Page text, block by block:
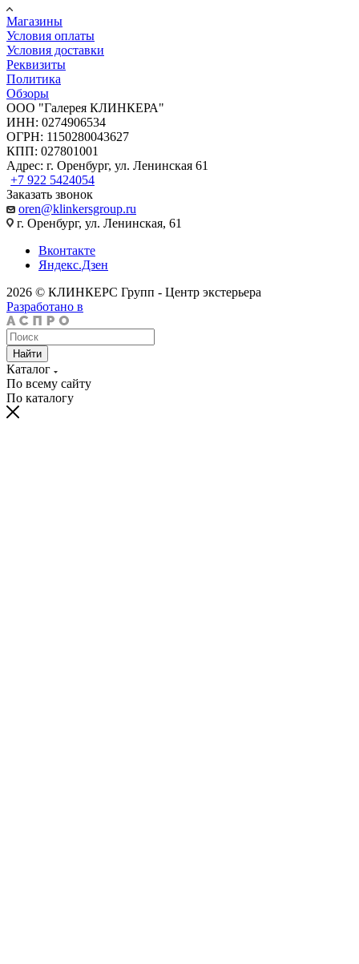
Магазины
Условия оплаты
Условия доставки
Реквизиты
Политика
Обзоры
ООО "Галерея КЛИНКЕРА"
ИНН: 0274906534
ОГРН: 1150280043627
КПП: 027801001
Адрес: г. Оренбург, ул. Ленинская 61
+7 922 5424054
Заказать звонок
oren@klinkersgroup.ru
г. Оренбург, ул. Ленинская, 61
Вконтакте
Яндекс.Дзен
2026 © КЛИНКЕРС Групп - Центр экстерьера
Разработано в
Найти
Каталог
По всему сайту
По каталогу